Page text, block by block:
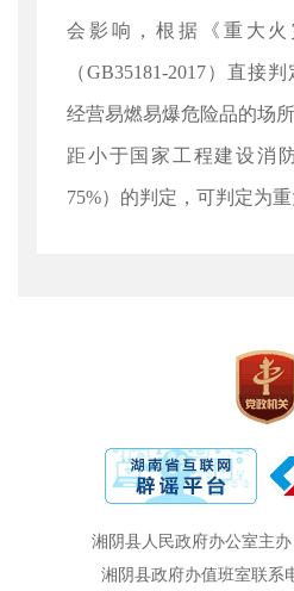
会影响，根据《重大火
（GB35181-2017）直接
经营易燃易爆危险品的场
距小于国家工程建设消
75%）的判定，可判定为
湘阴县人民政府办公室主办
湘阴县政府办值班室联系